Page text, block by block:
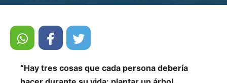
“Hay tres cosas que cada persona debería